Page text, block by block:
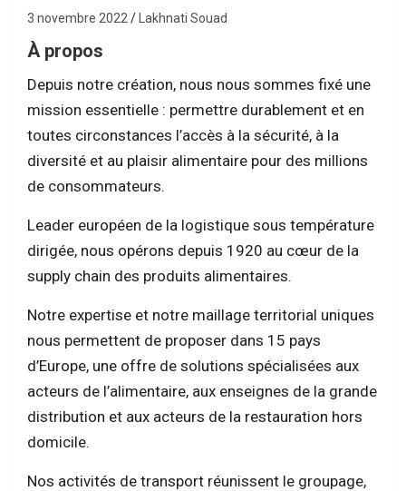
3 novembre 2022 Lakhnati Souad
À propos
Depuis notre création, nous nous sommes fixé une
mission essentielle : permettre durablement et en
toutes circonstances l’accès à la sécurité, à la
diversité et au plaisir alimentaire pour des millions
de consommateurs.
Leader européen de la logistique sous température
dirigée, nous opérons depuis 1920 au cœur de la
supply chain des produits alimentaires.
Notre expertise et notre maillage territorial uniques
nous permettent de proposer dans 15 pays
d’Europe, une offre de solutions spécialisées aux
acteurs de l’alimentaire, aux enseignes de la grande
distribution et aux acteurs de la restauration hors
domicile.
Nos activités de transport réunissent le groupage,